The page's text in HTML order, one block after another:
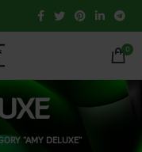
0
"AMY DELUXE"